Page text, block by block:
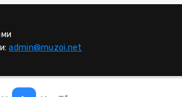
admin@muzoi.net